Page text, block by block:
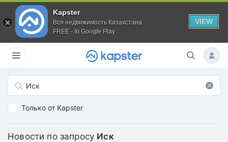
Kapster
Вся недвижимость Казахстана
FREE - In Google Play
VIEW
Только от Kapster
Новости по запросу Иск